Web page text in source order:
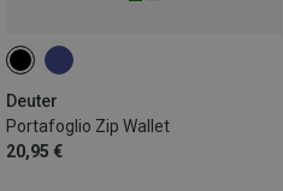
Deuter
Portafoglio Zip Wallet
20,95 €